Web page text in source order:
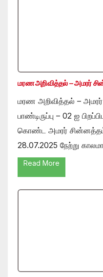
மரண அறிவித்தல் – அமரர்
மரண அறிவித்தல் – அமரர்
பாண்டிருப்பு – 02 ஐ
கொண்ட அமரர்
28.07.2025 நேற்று
Read More